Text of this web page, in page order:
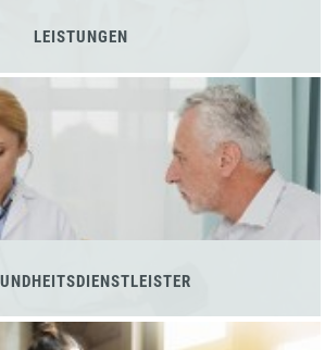
LEISTUNGEN